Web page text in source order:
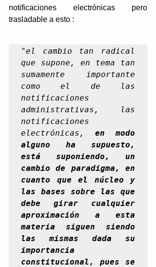
notificaciones electrónicas pero
trasladable a esto :
"el cambio tan radical
que supone, en tema tan
sumamente importante
como el de las
notificaciones
administrativas, las
notificaciones
electrónicas, en modo
alguno ha supuesto,
está suponiendo, un
cambio de paradigma, en
cuanto que el núcleo y
las bases sobre las que
debe girar cualquier
aproximación a esta
materia siguen siendo
las mismas dada su
importancia
constitucional, pues se